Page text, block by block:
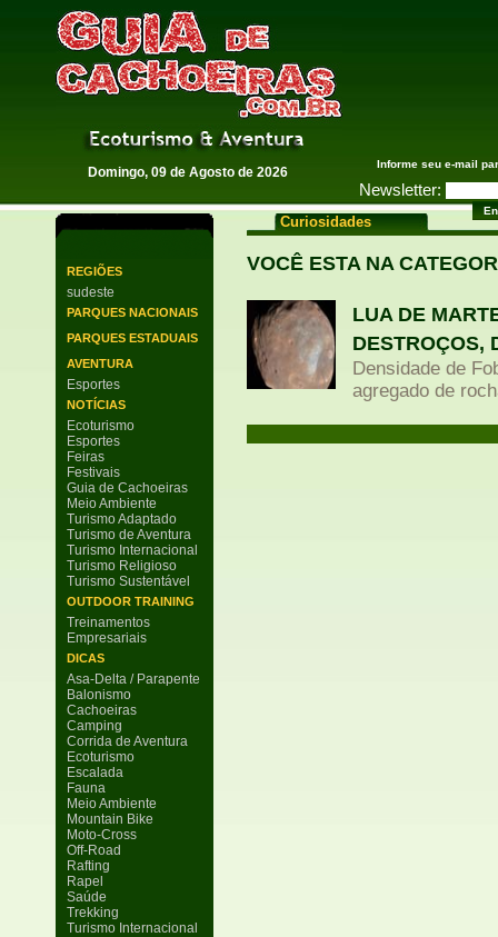
Guia de Cachoeiras
Domingo, 09 de Agosto de 2026
Informe seu e-mail
Newsletter:
REGIÕES
sudeste
PARQUES NACIONAIS
PARQUES ESTADUAIS
AVENTURA
Esportes
NOTÍCIAS
Ecoturismo
Esportes
Feiras
Festivais
Guia de Cachoeiras
Meio Ambiente
Turismo Adaptado
Turismo de Aventura
Turismo Internacional
Turismo Religioso
Turismo Sustentável
OUTDOOR TRAINING
Treinamentos
Empresariais
DICAS
Asa-Delta / Parapente
Balonismo
Cachoeiras
Camping
Corrida de Aventura
Ecoturismo
Escalada
Fauna
Meio Ambiente
Mountain Bike
Moto-Cross
Off-Road
Rafting
Rapel
Saúde
Trekking
Turismo Internacional
Curiosidades
VOCÊ ESTA NA
LUA DE
DESTROÇOS,
Densidade de
agregado de